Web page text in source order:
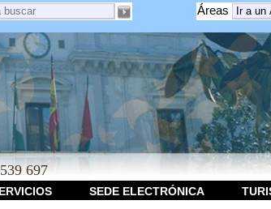
Áreas
697
SEDE ELECTRÓNICA